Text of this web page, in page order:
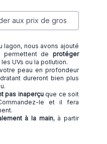
aux prix de gros
lagon, nous avons ajouté
permettent deprotéger
UVs ou la pollution.
peau en profondeur
dureront bien plus
pas inaperçuque ce soit
le et il fera
à la main, à partir